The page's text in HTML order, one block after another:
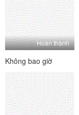
Hoàn thành
Không bao giờ